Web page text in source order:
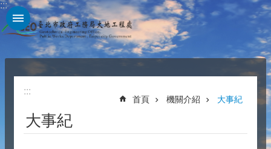
跳到主要內容區塊
:::
:::
首頁 機關介紹 大事紀
大事紀